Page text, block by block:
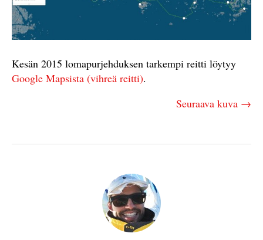
Kesän 2015 lomapurjehduksen tarkempi reitti löytyy
Google Mapsista (vihreä reitti).
Seuraava kuva →